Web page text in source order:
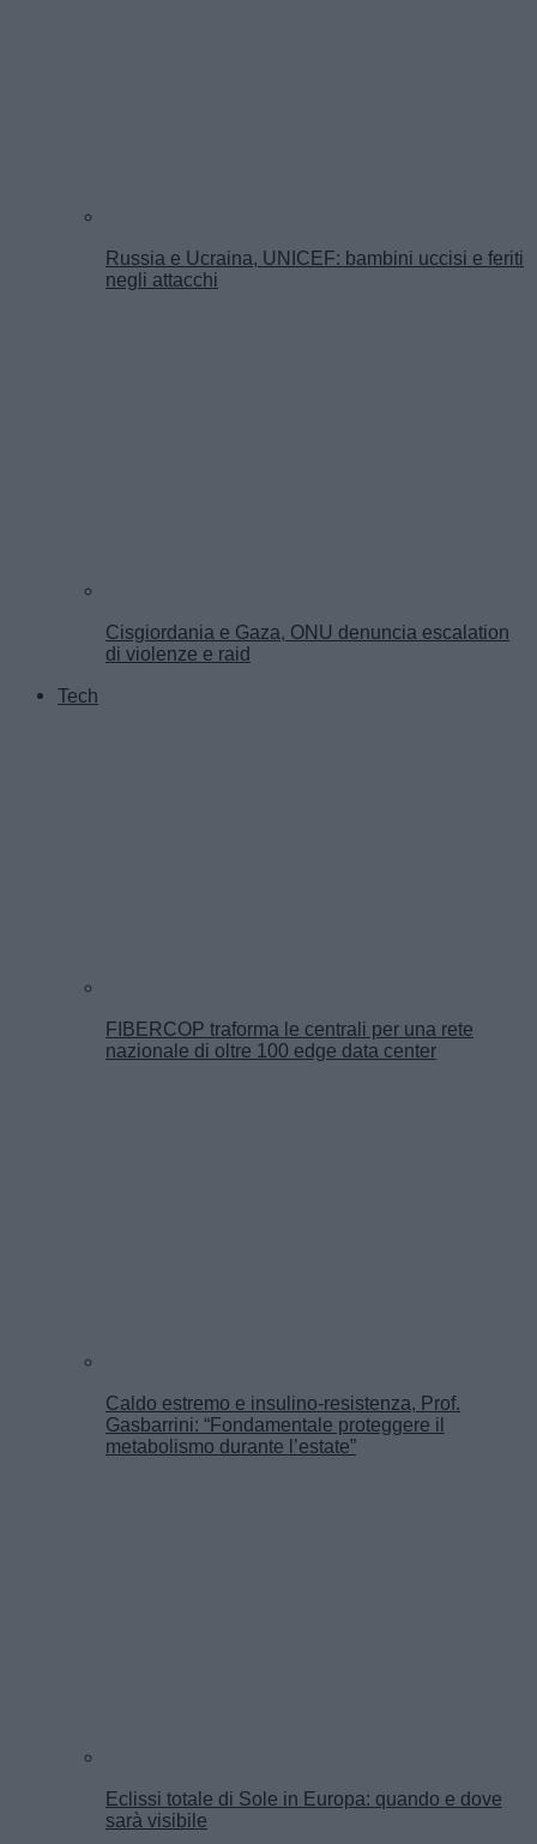
Russia e Ucraina, UNICEF: bambini uccisi e feriti
negli attacchi
Cisgiordania e Gaza, ONU denuncia escalation
di violenze e raid
Tech
FIBERCOP traforma le centrali per una rete
nazionale di oltre 100 edge data center
Caldo estremo e insulino-resistenza, Prof.
Gasbarrini: “Fondamentale proteggere il
metabolismo durante l’estate”
Eclissi totale di Sole in Europa: quando e dove
sarà visibile